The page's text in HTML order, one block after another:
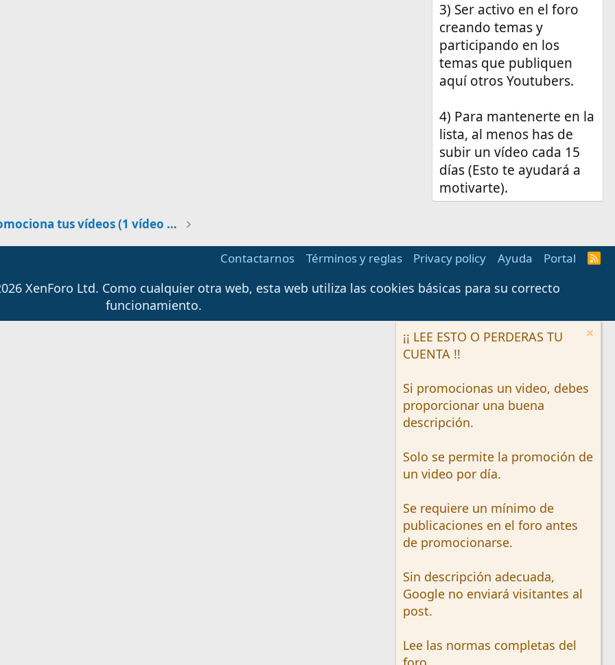
3) Ser activo en el foro
creando temas y
participando en los
temas que publiquen
aquí otros Youtubers.
4) Para mantenerte en la
lista, al menos has de
subir un vídeo cada 15
días (Esto te ayudará a
motivarte).
Promociona tus vídeos (1 vídeo al día)
Contactarnos Términos y reglas Privacy policy Ayuda Portal
R
XenForo Ltd. Como cualquier otra web, esta web utiliza las cookies básicas para su correcto
funcionamiento.
¡¡ LEE ESTO O PERDERAS TU
CUENTA !!
Si promocionas un video, debes
proporcionar una buena
descripción.
Solo se permite la promoción de
un video por día.
Se requiere un mínimo de
publicaciones en el foro antes
de promocionarse.
Sin descripción adecuada,
Google no enviará visitantes al
post.
Lee las normas completas del